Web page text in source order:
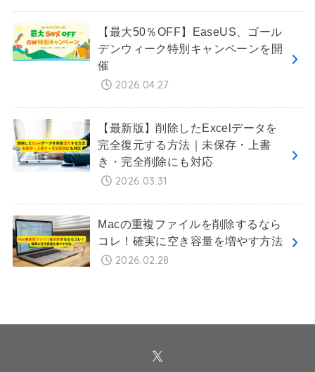
【最大50％OFF】EaseUS、ゴール
デンウィーク特別キャンペーンを開
催
2026.04.27
【最新版】削除したExcelデータを
完全復元する方法｜未保存・上書
き・完全削除にも対応
2026.03.31
Macの重複ファイルを削除するなら
コレ！確実に空き容量を増やす方法
2026.02.28